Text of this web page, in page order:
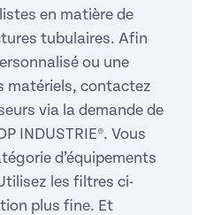
en matière de
tubulaires. Afin
ou une
matériels, contactez
via la demande de
INDUSTRIE®. Vous
d’équipements
les filtres ci-
plus fine. Et